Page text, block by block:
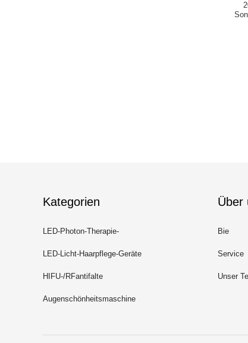
Kategorien
LED-Photon-Therapie-
Gesichtsmaschine
LED-Licht-Haarpflege-Geräte
HIFU-/RFantifalte
Augenschönheitsmaschine
Über
Bie
Service
Unser